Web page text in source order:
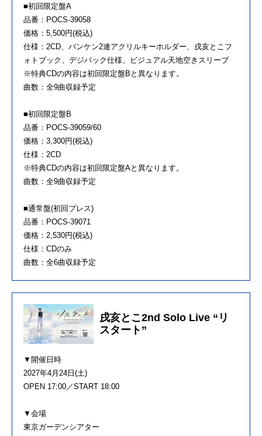
■初回限定盤A
品番：POCS-39058
価格：5,500円(税込)
仕様：2CD、バンケン2連アクリルキーホルダー、戌亥とこフ
ォトブック、デジパック仕様、ビジュアル天地空きスリーブ
※特典CDの内容は初回限定盤Bと異なります。
曲数：全9曲収録予定
■初回限定盤B
品番：POCS-39059/60
価格：3,300円(税込)
仕様：2CD
※特典CDの内容は初回限定盤Aと異なります。
曲数：全9曲収録予定
■通常盤(初回プレス)
品番：POCS-39071
価格：2,530円(税込)
仕様：CDのみ
曲数：全6曲収録予定
戌亥とこ2nd Solo Live “リ
スタート”
▼開催日時
2027年4月24日(土)
OPEN 17:00／START 18:00
▼会場
東京ガーデンシアター